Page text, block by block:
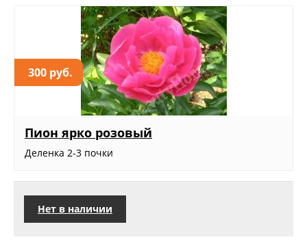
300 руб.
Пион ярко розовый
Деленка 2-3 почки
Нет в наличии